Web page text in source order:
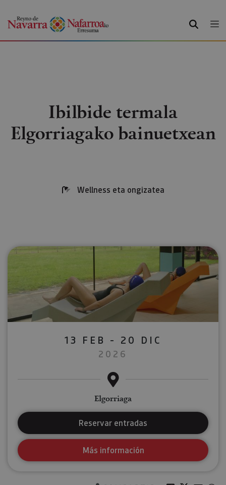
BILATU
Ibilbide termala
Elgorriagako bainuetxean
Wellness eta ongizatea
13 FEB - 20 DIC
2026
Elgorriaga
Reservar entradas
Más información